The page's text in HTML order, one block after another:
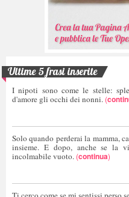
Ultime 5 frasi inserite
I nipoti sono come le stelle:
d'amore gli occhi dei nonni. (
Solo quando perderai la mamma,
insieme. E dopo, anche se la
incolmabile vuoto. (continua)